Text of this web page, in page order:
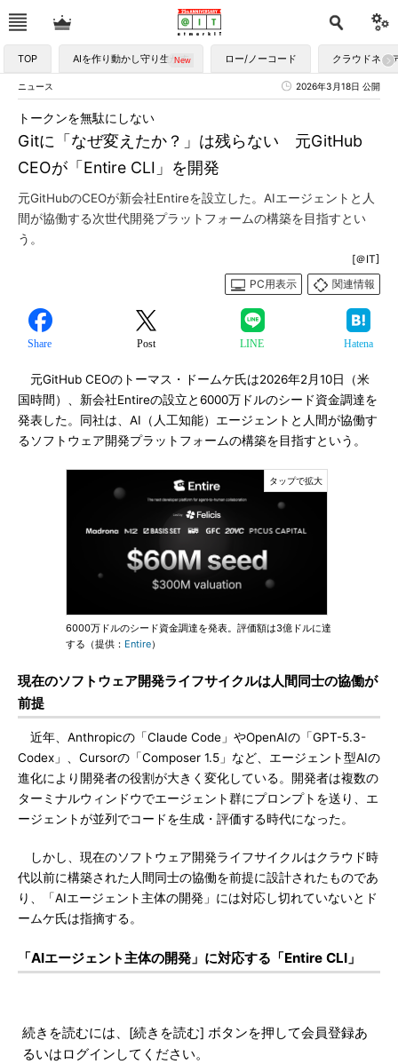
TOP AIを作り動かし守り生かす ロー/ノーコード クラウドネイ
ニュース 2026年3月18日 公開
Gitに「なぜ変えたか？」は残らない 元GitHub
CEOが「Entire CLI」を開発
トークンを無駄にしない
元GitHubのCEOが新会社Entireを設立した。AIエージェントと人
間が協働する次世代開発プラットフォームの構築を目指すとい
う。
[＠IT]
PC用表示
関連情報
Share Post LINE Hatena
元GitHub CEOのトーマス・ドームケ氏は2026年2月10日（米
国時間）、新会社Entireの設立と6000万ドルのシード資金調達を
発表した。同社は、AI（人工知能）エージェントと人間が協働す
るソフトウェア開発プラットフォームの構築を目指すという。
6000万ドルのシード資金調達を発表。評価額は3億ドルに達
する（提供： Entire）
現在のソフトウェア開発ライフサイクルは人間同士の協働が
前提
近年、Anthropicの「Claude Code」やOpenAIの「GPT-5.3-
Codex」、Cursorの「Composer 1.5」など、エージェント型AIの
進化により開発者の役割が大きく変化している。開発者は複数の
ターミナルウィンドウでエージェント群にプロンプトを送り、エ
ージェントが並列でコードを生成・評価する時代になった。
しかし、現在のソフトウェア開発ライフサイクルはクラウド時
代以前に構築された人間同士の協働を前提に設計されたものであ
り、「AIエージェント主体の開発」には対応し切れていないとド
ームケ氏は指摘する。
「AIエージェント主体の開発」に対応する「Entire CLI」
続きを読むには、[続きを読む] ボタンを押して会員登録あ
るいはログインしてください。